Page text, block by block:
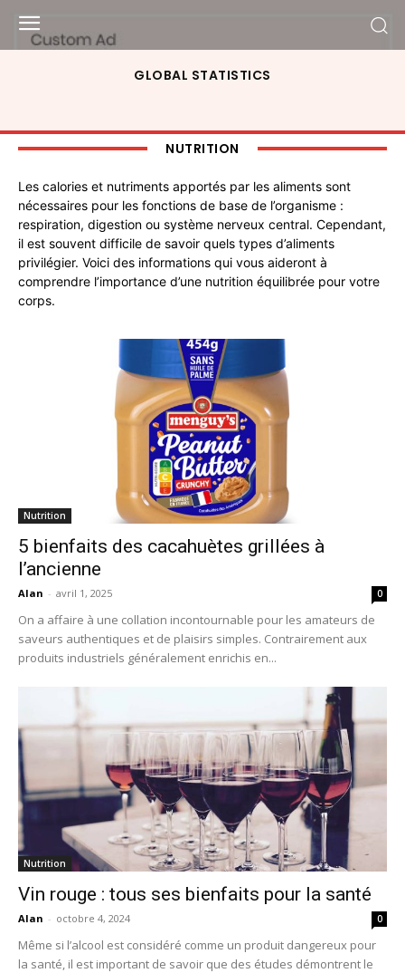
GLOBAL STATISTICS
NUTRITION
Les calories et nutriments apportés par les aliments sont
nécessaires pour les fonctions de base de l’organisme :
respiration, digestion ou système nerveux central. Cependant,
il est souvent difficile de savoir quels types d’aliments
privilégier. Voici des informations qui vous aideront à
comprendre l’importance d’une nutrition équilibrée pour votre
corps.
Nutrition
5 bienfaits des cacahuètes grillées à
l’ancienne
Alan - avril 1, 2025 0
On a affaire à une collation incontournable pour les amateurs de
saveurs authentiques et de plaisirs simples. Contrairement aux
produits industriels généralement enrichis en...
Nutrition
Vin rouge : tous ses bienfaits pour la santé
Alan - octobre 4, 2024 0
Même si l’alcool est considéré comme un produit dangereux pour
la santé, il est important de savoir que des études démontrent le